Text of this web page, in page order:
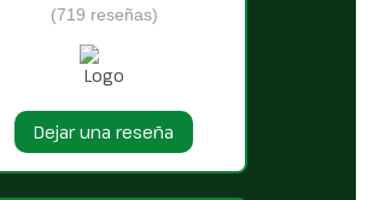
(719 reseñas)
Dejar una reseña